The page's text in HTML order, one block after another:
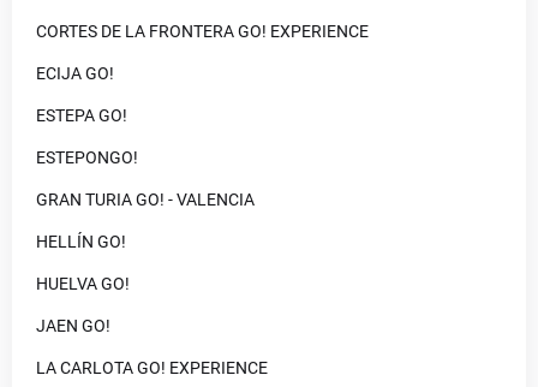
CORTES DE LA FRONTERA GO! EXPERIENCE
ECIJA GO!
ESTEPA GO!
ESTEPONGO!
GRAN TURIA GO! - VALENCIA
HELLÍN GO!
HUELVA GO!
JAEN GO!
LA CARLOTA GO! EXPERIENCE